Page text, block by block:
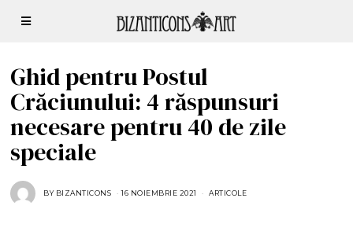
Ghid pentru Postul
Crăciunului: 4 răspunsuri
necesare pentru 40 de zile
speciale
BY BIZANTICONS 16 NOIEMBRIE 2021 ARTICOLE